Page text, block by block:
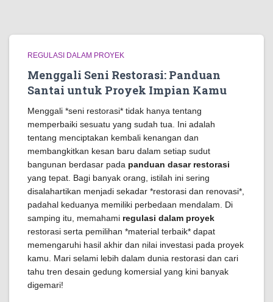
REGULASI DALAM PROYEK
Menggali Seni Restorasi: Panduan
Santai untuk Proyek Impian Kamu
Menggali *seni restorasi* tidak hanya tentang
memperbaiki sesuatu yang sudah tua. Ini adalah
tentang menciptakan kembali kenangan dan
membangkitkan kesan baru dalam setiap sudut
bangunan berdasar pada panduan dasar restorasi
yang tepat. Bagi banyak orang, istilah ini sering
disalahartikan menjadi sekadar *restorasi dan renovasi*,
padahal keduanya memiliki perbedaan mendalam. Di
samping itu, memahami regulasi dalam proyek
restorasi serta pemilihan *material terbaik* dapat
memengaruhi hasil akhir dan nilai investasi pada proyek
kamu. Mari selami lebih dalam dunia restorasi dan cari
tahu tren desain gedung komersial yang kini banyak
digemari!